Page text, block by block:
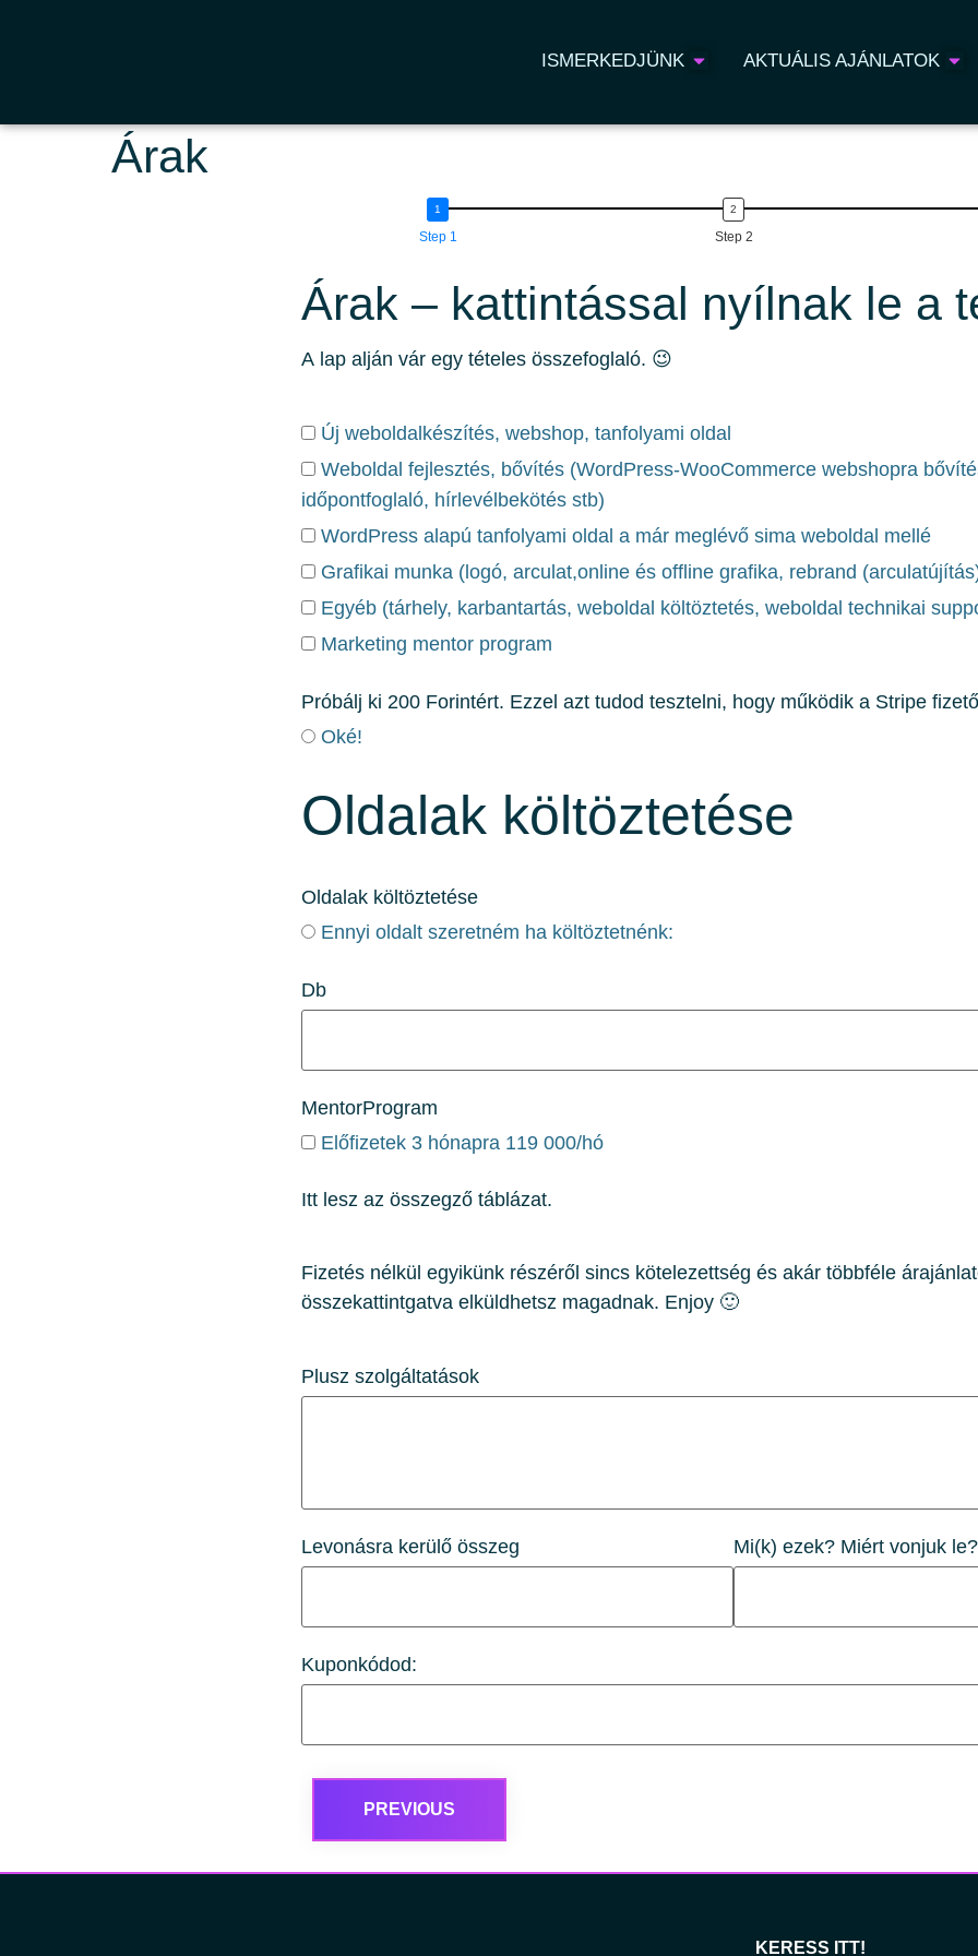
ISMERKEDJÜNK AKTUÁLIS AJÁNLATOK
Árak
Step 1 Step 2
Árak – kattintással nyílnak le a
A lap alján vár egy tételes összefoglaló. 😉
Új weboldalkészítés, webshop, tanfolyami oldal
Weboldal fejlesztés, bővítés (WordPress-WooCommerce webshopra
időpontfoglaló, hírlevélbekötés stb)
WordPress alapú tanfolyami oldal a már meglévő sima weboldal mellé
Grafikai munka (logó, arculat,online és offline grafika, rebrand
Egyéb (tárhely, karbantartás, weboldal költöztetés, weboldal technikai
Marketing mentor program
Próbálj ki 200 Forintért. Ezzel azt tudod tesztelni, hogy működik a Stripe
Oké!
Oldalak költöztetése
Oldalak költöztetése
Ennyi oldalt szeretném ha költöztetnénk:
Db
MentorProgram
Előfizetek 3 hónapra 119 000/hó
Itt lesz az összegző táblázat.
Fizetés nélkül egyikünk részéről sincs kötelezettség és akár többféle
összekattintgatva elküldhetsz magadnak. Enjoy 🙂
Plusz szolgáltatások
Levonásra kerülő összeg Mi(k) ezek? Miért vonjuk le?
Kuponkódod:
PREVIOUS
KERESS ITT!